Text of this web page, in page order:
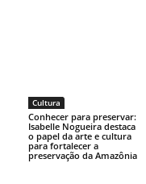
Cultura
Conhecer para preservar:
Isabelle Nogueira destaca
o papel da arte e cultura
para fortalecer a
preservação da Amazônia